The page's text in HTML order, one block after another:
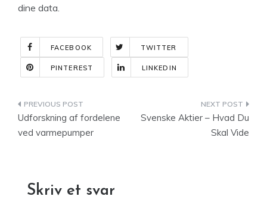
dine data.
FACEBOOK TWITTER
PINTEREST LINKEDIN
Indlægsnavigation
Udforskning af fordelene
ved varmepumper
Svenske Aktier – Hvad Du
Skal Vide
Skriv et svar